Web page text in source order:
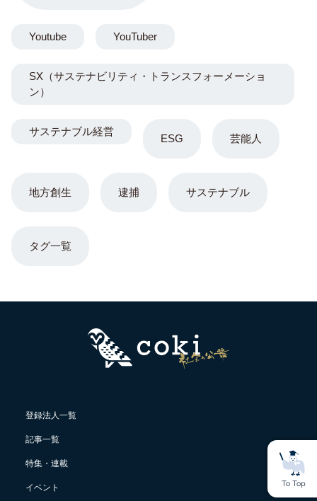
ESG 芸能人
地方創生 逮捕 サステナブル
Youtube YouTuber
SX（サステナビリティ・トランスフォーメーショ
ン）
サステナブル経営
タグ一覧
登録法人一覧
記事一覧
特集・連載
イベント